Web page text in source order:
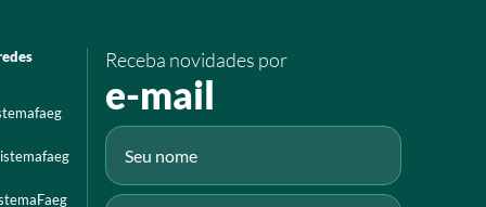
Receba novidades por
e-mail